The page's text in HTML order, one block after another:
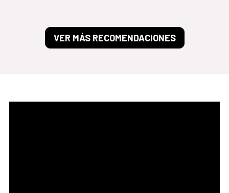
VER MÁS RECOMENDACIONES